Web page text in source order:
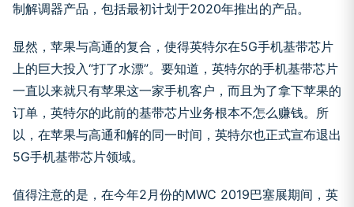
制解调器产品，包括最初计划于2020年推出的产品。
显然，苹果与高通的复合，使得英特尔在5G手机基带芯片
上的巨大投入“打了水漂”。要知道，英特尔的手机基带芯片
一直以来就只有苹果这一家手机客户，而且为了拿下苹果的
订单，英特尔的此前的基带芯片业务根本不怎么赚钱。所
以，在苹果与高通和解的同一时间，英特尔也正式宣布退出
5G手机基带芯片领域。
值得注意的是，在今年2月份的MWC 2019巴塞展期间，英